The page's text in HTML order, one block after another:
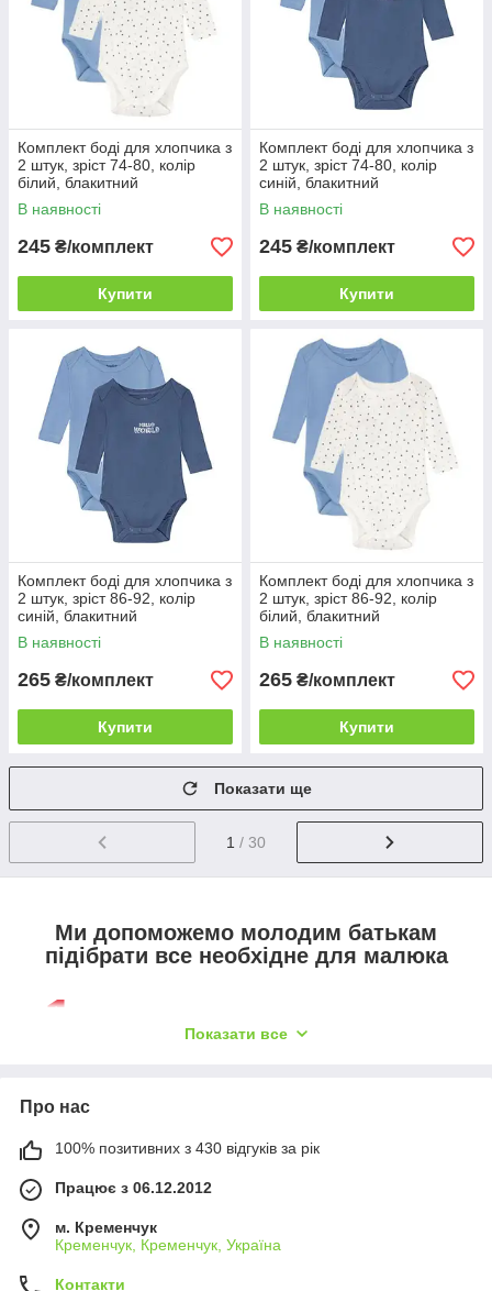
Комплект боді для хлопчика з
2 штук, зріст 74-80, колір
білий, блакитний
В наявності
245 ₴/комплект
Купити
Комплект боді для хлопчика з
2 штук, зріст 74-80, колір
синій, блакитний
В наявності
245 ₴/комплект
Купити
Комплект боді для хлопчика з
2 штук, зріст 86-92, колір
синій, блакитний
В наявності
265 ₴/комплект
Купити
Комплект боді для хлопчика з
2 штук, зріст 86-92, колір
білий, блакитний
В наявності
265 ₴/комплект
Купити
Показати ще
1 / 30
Ми допоможемо молодим батькам
підібрати все необхідне для малюка
1. Всі товари постійно є в наявності на складі.
3.
рівні.
4.
Працюємо без зайвих посередників, що
Показати все
Про нас
100% позитивних з 430 відгуків за рік
Працює з 06.12.2012
м. Кременчук
Кременчук, Кременчук, Україна
Контакти